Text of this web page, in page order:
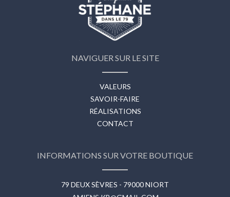
NAVIGUER SUR LE SITE
VALEURS
SAVOIR-FAIRE
RÉALISATIONS
CONTACT
INFORMATIONS SUR VOTRE BOUTIQUE
79 DEUX SÈVRES - 79000 NIORT